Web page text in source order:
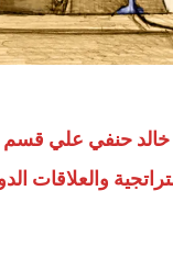
خالد حنفي علي